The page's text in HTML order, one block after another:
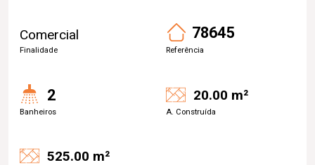
Comercial
Finalidade
78645
Referência
2
Banheiros
20.00 m²
A. Construída
525.00 m²